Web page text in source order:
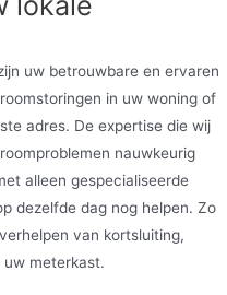
uw betrouwbare en ervaren
in uw woning of
adres. De expertise die wij
nauwkeurig
alleen gespecialiseerde
dezelfde dag nog helpen. Zo
van kortsluiting,
meterkast.